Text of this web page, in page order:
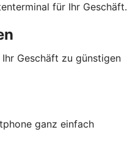
für Ihr Geschäft.
Geschäft zu günstigen
ganz einfach